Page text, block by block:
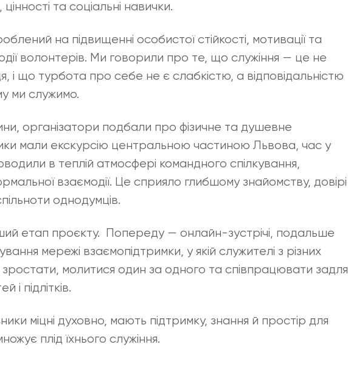
та соціальні навички.
на підвищенні особистої стійкості, мотивації та
волонтерів. Ми говорили про те, що служіння — це не
і що турбота про себе не є слабкістю, а відповідальністю
ми служимо.
організатори подбали про фізичне та душевне
мали екскурсію центральною частиною Львова, час у
в теплій атмосфері командного спілкування,
взаємодії. Це сприяло глибшому знайомству, довірі
однодумців.
етап проєкту. Попереду — онлайн-зустрічі, подальше
мережі взаємопідтримки, у якій служителі з різних
зростати, молитися один за одного та співпрацювати задля
і підлітків.
міцні духовно, мають підтримку, знання й простір для
плід їхнього служіння.